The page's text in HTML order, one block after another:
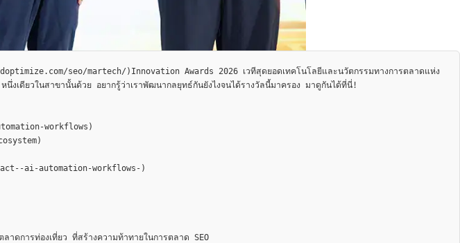
seo/martech/)Innovation Awards 2026 เวทีสุดยอดเทคโนโลยีและนวัตกรรมทางการตลาดแห่ง
เดียวในสาขานั้นด้วย อยากรู้ว่าเราพัฒนากลยุทธ์กันยังไงจนได้รางวัลนี้มาครอง มาดูกันได้ที่นี่!
workflows)
ai-automation-workflows-)
การท่องเที่ยว ที่สร้างความท้าทายในการตลาด SEO